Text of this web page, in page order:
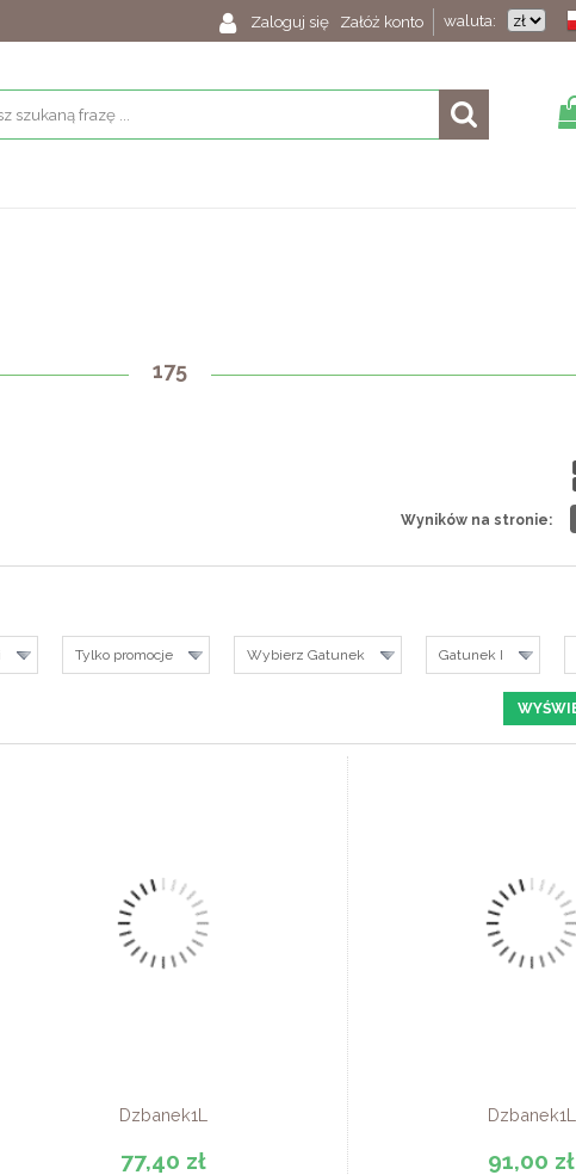
waluta:
Zaloguj się Załóż konto
175
Wyników na stronie:
Tylko promocje Wybierz Gatunek Gatunek I
Dzbanek1L
77,40 zł
Dzbanek1L
91,00 zł